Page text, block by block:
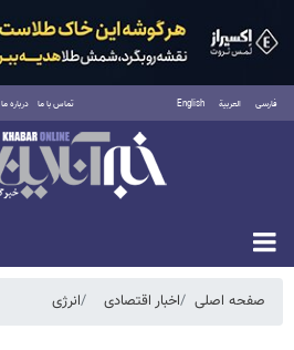
فارسی العربية English تماس با ما درباره ما
شنبه ۱۷ مرداد ۱۴۰۵
صفحه اصلی اخبار اقتصادی انرژی